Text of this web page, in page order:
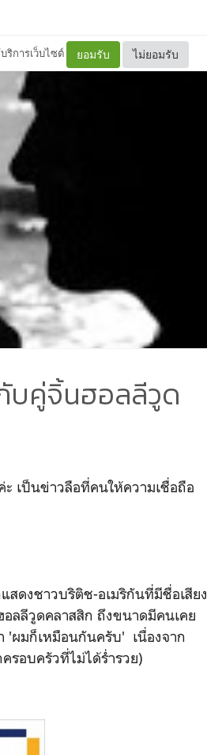
ริการเว็บไซต์ ยอมรับ ไม่ยอมรับ
บคู่จิ้นฮอลลีวูด
เป็นข่าวลือที่คนให้ความเชื่อถือ
สดงชาวบริติช-อเมริกันที่มีชื่อเสียง
ลลีวูดคลาสสิก ถึงขนาดมีคนเคย
'ผมก็เหมือนกันครับ' เนื่องจาก
รอบครัวที่ไม่ได้ร่ำรวย)